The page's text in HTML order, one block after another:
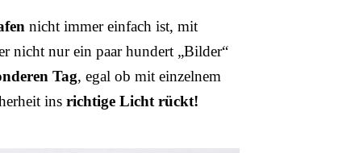
nicht immer einfach ist, mit
nicht nur ein paar hundert „Bilder“
Tag, egal ob mit einzelnem
ins richtige Licht rückt!